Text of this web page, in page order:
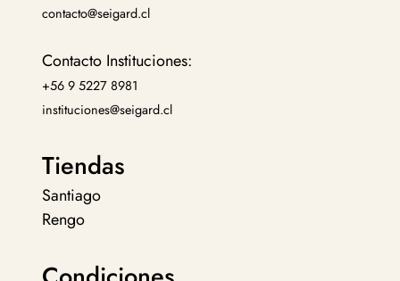
contacto@seigard.cl
Contacto Instituciones:
+56 9 5227 8981
instituciones@seigard.cl
Tiendas
Santiago
Rengo